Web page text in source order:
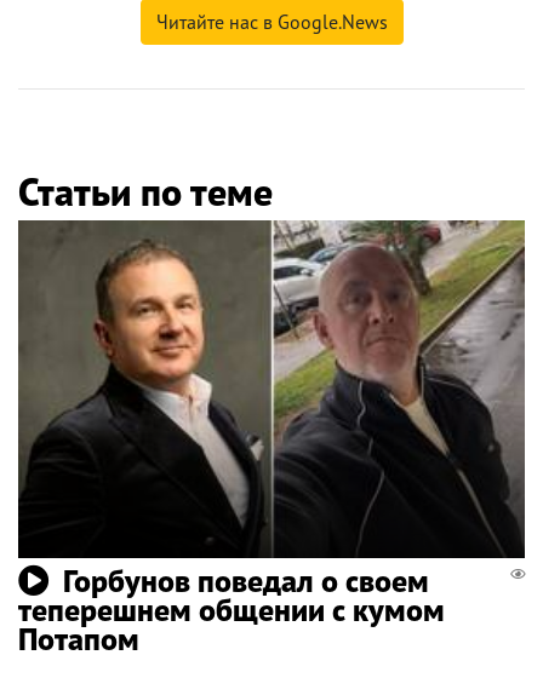
Читайте нас в Google.News
Статьи по теме
Горбунов поведал о своем
теперешнем общении с кумом
Потапом